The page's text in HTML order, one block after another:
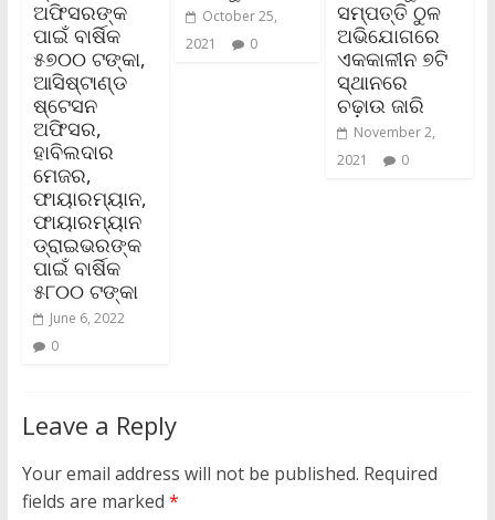
ଅଫିସରଙ୍କ
ପାଇଁ ବାର୍ଷିକ
୫୭୦୦ ଟଙ୍କା,
ଆସିଷ୍ଟାଣ୍ଡ
ଷ୍ଟେସନ
ଅଫିସର,
ହାବିଲଦାର
ମେଜର,
ଫାୟାରମ୍ୟାନ,
ଫାୟାରମ୍ୟାନ
ଡ୍ରାଇଭରଙ୍କ
ପାଇଁ ବାର୍ଷିକ
୫୮୦୦ ଟଙ୍କା
June 6, 2022
0
October 25,
2021
0
ସମ୍ପତ୍ତି ଠୁଳ
ଅଭିଯୋଗରେ
ଏକକାଳୀନ ୭ଟି
ସ୍ଥାନରେ
ଚଢ଼ାଉ ଜାରି
November 2,
2021
0
Leave a Reply
Your email address will not be published. Required
fields are marked *